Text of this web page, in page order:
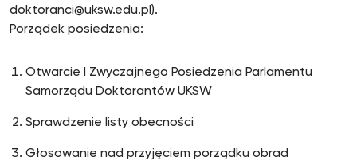
doktoranci@uksw.edu.pl).
Porządek posiedzenia:
Otwarcie I Zwyczajnego Posiedzenia Parlamentu
Samorządu Doktorantów UKSW
Sprawdzenie listy obecności
Głosowanie nad przyjęciem porządku obrad